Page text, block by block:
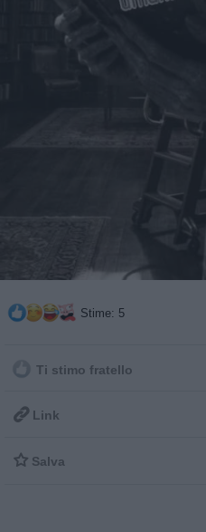
Stime: 5
Ti stimo fratello
 Link
 Salva